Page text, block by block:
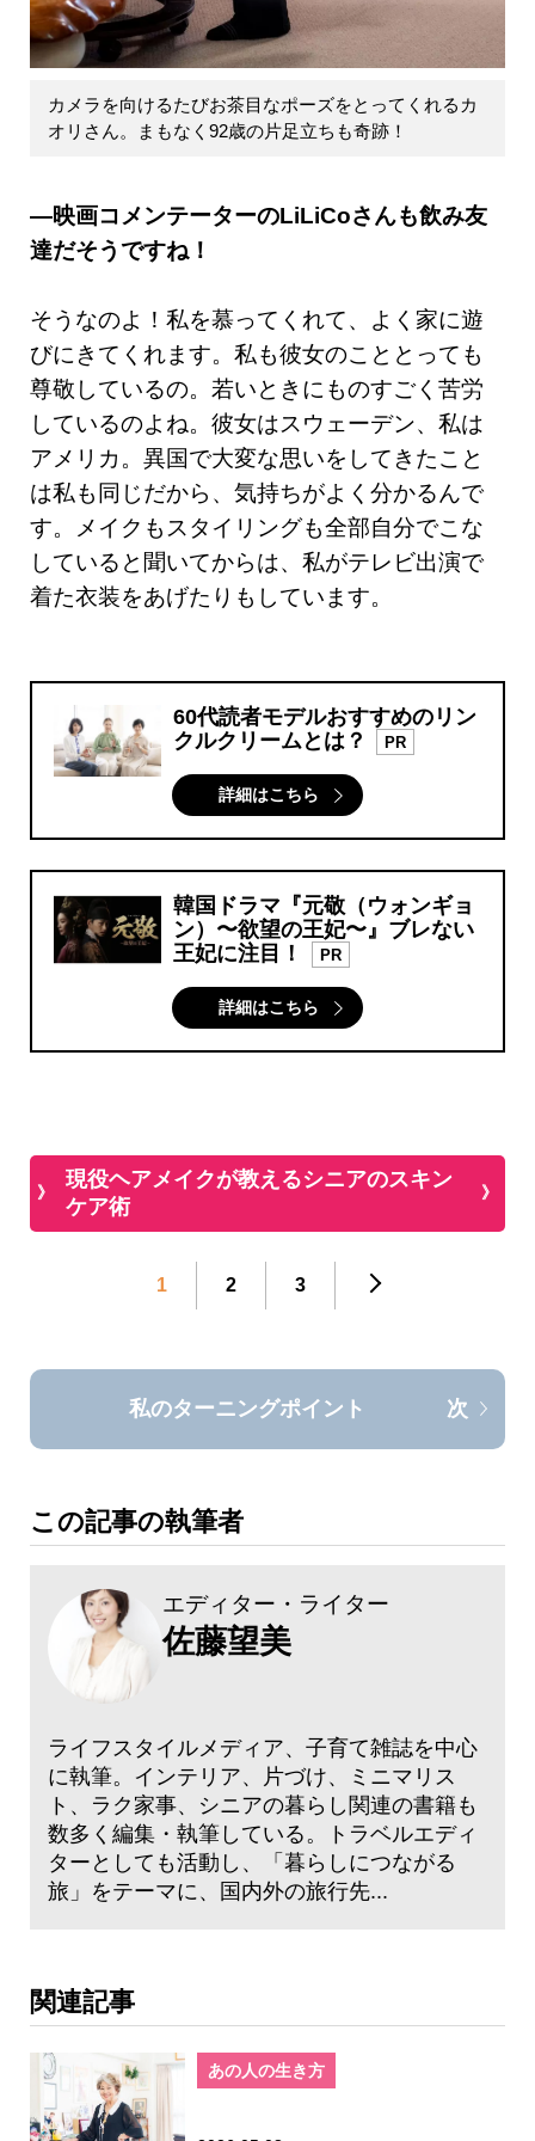
カメラを向けるたびお茶目なポーズをとってくれるカ
オリさん。まもなく92歳の片足立ちも奇跡！
―映画コメンテーターのLiLiCoさんも飲み友
達だそうですね！
そうなのよ！私を慕ってくれて、よく家に遊
びにきてくれます。私も彼女のこととっても
尊敬しているの。若いときにものすごく苦労
しているのよね。彼女はスウェーデン、私は
アメリカ。異国で大変な思いをしてきたこと
は私も同じだから、気持ちがよく分かるんで
す。メイクもスタイリングも全部自分でこな
していると聞いてからは、私がテレビ出演で
着た衣装をあげたりもしています。
60代読者モデルおすすめのリン
クルクリームとは？
PR
詳細はこちら
韓国ドラマ『元敬（ウォンギョ
ン）〜欲望の王妃〜』ブレない
王妃に注目！
PR
詳細はこちら
現役ヘアメイクが教えるシニアのスキン
ケア術
1 2 3
私のターニングポイント 次
この記事の執筆者
エディター・ライター
佐藤望美
ライフスタイルメディア、子育て雑誌を中心
に執筆。インテリア、片づけ、ミニマリス
ト、ラク家事、シニアの暮らし関連の書籍も
数多く編集・執筆している。トラベルエディ
ターとしても活動し、「暮らしにつながる
旅」をテーマに、国内外の旅行先...
関連記事
あの人の生き方